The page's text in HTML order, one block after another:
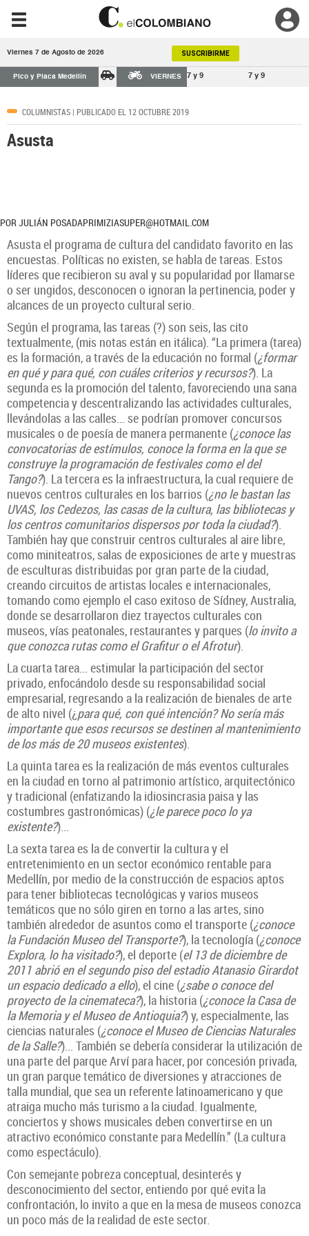
Viernes 7 de Agosto de 2026 SUSCRIBIRME
Pico y Placa Medellín VIERNES 7 y 9 7 y 9
COLUMNISTAS | PUBLICADO EL 12 OCTUBRE 2019
Asusta
POR JULIÁN POSADAPRIMIZIASUPER@HOTMAIL.COM
Asusta el programa de cultura del candidato favorito en las
encuestas. Políticas no existen, se habla de tareas. Estos
líderes que recibieron su aval y su popularidad por llamarse
o ser ungidos, desconocen o ignoran la pertinencia, poder y
alcances de un proyecto cultural serio.
Según el programa, las tareas (?) son seis, las cito
textualmente, (mis notas están en itálica). “La primera (tarea)
es la formación, a través de la educación no formal (¿formar
en qué y para qué, con cuáles criterios y recursos?). La
segunda es la promoción del talento, favoreciendo una sana
competencia y descentralizando las actividades culturales,
llevándolas a las calles... se podrían promover concursos
musicales o de poesía de manera permanente (¿conoce las
convocatorias de estímulos, conoce la forma en la que se
construye la programación de festivales como el del
Tango?). La tercera es la infraestructura, la cual requiere de
nuevos centros culturales en los barrios (¿no le bastan las
UVAS, los Cedezos, las casas de la cultura, las bibliotecas y
los centros comunitarios dispersos por toda la ciudad?).
También hay que construir centros culturales al aire libre,
como miniteatros, salas de exposiciones de arte y muestras
de esculturas distribuidas por gran parte de la ciudad,
creando circuitos de artistas locales e internacionales,
tomando como ejemplo el caso exitoso de Sídney, Australia,
donde se desarrollaron diez trayectos culturales con
museos, vías peatonales, restaurantes y parques (lo invito a
que conozca rutas como el Grafitur o el Afrotur).
La cuarta tarea... estimular la participación del sector
privado, enfocándolo desde su responsabilidad social
empresarial, regresando a la realización de bienales de arte
de alto nivel (¿para qué, con qué intención? No sería más
importante que esos recursos se destinen al mantenimiento
de los más de 20 museos existentes).
La quinta tarea es la realización de más eventos culturales
en la ciudad en torno al patrimonio artístico, arquitectónico
y tradicional (enfatizando la idiosincrasia paisa y las
costumbres gastronómicas) (¿le parece poco lo ya
existente?)...
La sexta tarea es la de convertir la cultura y el
entretenimiento en un sector económico rentable para
Medellín, por medio de la construcción de espacios aptos
para tener bibliotecas tecnológicas y varios museos
temáticos que no sólo giren en torno a las artes, sino
también alrededor de asuntos como el transporte (¿conoce
la Fundación Museo del Transporte?), la tecnología (¿conoce
Explora, lo ha visitado?), el deporte (el 13 de diciembre de
2011 abrió en el segundo piso del estadio Atanasio Girardot
un espacio dedicado a ello), el cine (¿sabe o conoce del
proyecto de la cinemateca?), la historia (¿conoce la Casa de
la Memoria y el Museo de Antioquia?) y, especialmente, las
ciencias naturales (¿conoce el Museo de Ciencias Naturales
de la Salle?)... También se debería considerar la utilización de
una parte del parque Arví para hacer, por concesión privada,
un gran parque temático de diversiones y atracciones de
talla mundial, que sea un referente latinoamericano y que
atraiga mucho más turismo a la ciudad. Igualmente,
conciertos y shows musicales deben convertirse en un
atractivo económico constante para Medellín.” (La cultura
como espectáculo).
Con semejante pobreza conceptual, desinterés y
desconocimiento del sector, entiendo por qué evita la
confrontación, lo invito a que en la mesa de museos conozca
un poco más de la realidad de este sector.